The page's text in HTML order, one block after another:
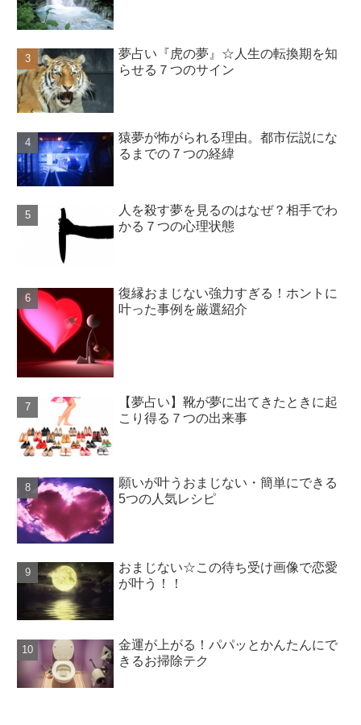
夢占い『虎の夢』☆人生の転換期を知
らせる７つのサイン
猿夢が怖がられる理由。都市伝説にな
るまでの７つの経緯
人を殺す夢を見るのはなぜ？相手でわ
かる７つの心理状態
復縁おまじない強力すぎる！ホントに
叶った事例を厳選紹介
【夢占い】靴が夢に出てきたときに起
こり得る７つの出来事
願いが叶うおまじない・簡単にできる
5つの人気レシピ
おまじない☆この待ち受け画像で恋愛
が叶う！！
金運が上がる！パパッとかんたんにで
きるお掃除テク